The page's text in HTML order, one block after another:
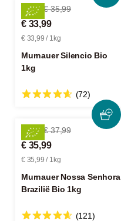
-5% € 35,99
€ 33,99
€ 33,99 / 1kg
Murnauer Silencio Bio
1kg
(72)
-5% € 37,99
€ 35,99
€ 35,99 / 1kg
Murnauer Nossa Senhora
Brazilië Bio 1kg
(121)